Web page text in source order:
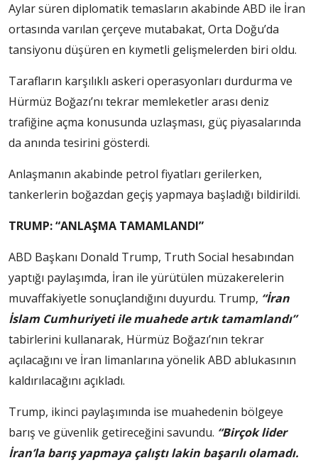
Aylar süren diplomatik temasların akabinde ABD ile İran
ortasında varılan çerçeve mutabakat, Orta Doğu’da
tansiyonu düşüren en kıymetli gelişmelerden biri oldu.
Tarafların karşılıklı askeri operasyonları durdurma ve
Hürmüz Boğazı’nı tekrar memleketler arası deniz
trafiğine açma konusunda uzlaşması, güç piyasalarında
da anında tesirini gösterdi.
Anlaşmanın akabinde petrol fiyatları gerilerken,
tankerlerin boğazdan geçiş yapmaya başladığı bildirildi.
TRUMP: “ANLAŞMA TAMAMLANDI”
ABD Başkanı Donald Trump, Truth Social hesabından
yaptığı paylaşımda, İran ile yürütülen müzakerelerin
muvaffakiyetle sonuçlandığını duyurdu. Trump, “İran
İslam Cumhuriyeti ile muahede artık tamamlandı”
tabirlerini kullanarak, Hürmüz Boğazı’nın tekrar
açılacağını ve İran limanlarına yönelik ABD ablukasının
kaldırılacağını açıkladı.
Trump, ikinci paylaşımında ise muahedenin bölgeye
barış ve güvenlik getireceğini savundu. “Birçok lider
İran’la barış yapmaya çalıştı lakin başarılı olamadı.